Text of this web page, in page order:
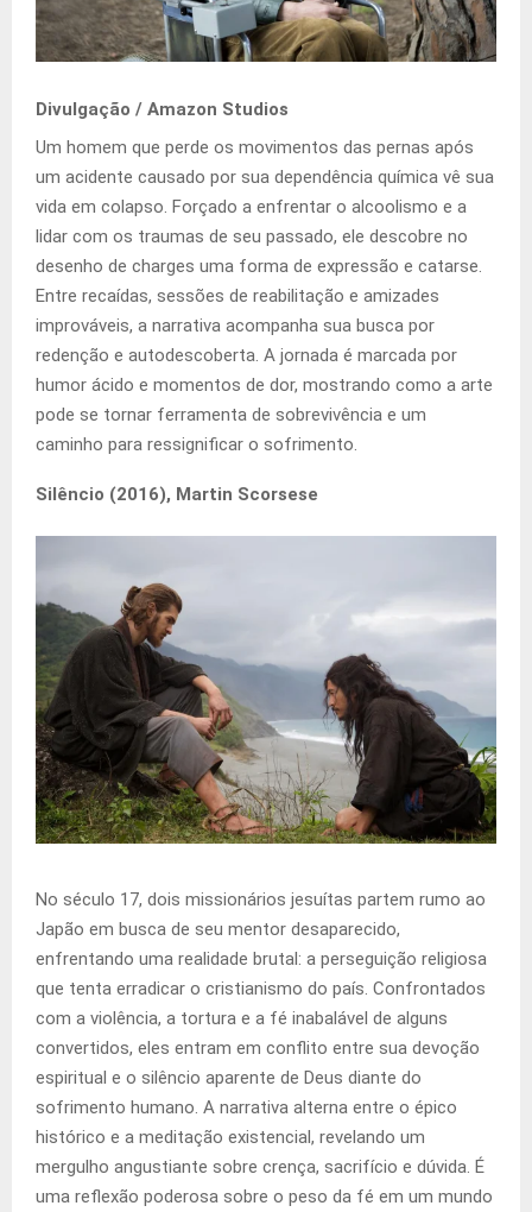
Divulgação / Amazon Studios
Um homem que perde os movimentos das pernas após
um acidente causado por sua dependência química vê sua
vida em colapso. Forçado a enfrentar o alcoolismo e a
lidar com os traumas de seu passado, ele descobre no
desenho de charges uma forma de expressão e catarse.
Entre recaídas, sessões de reabilitação e amizades
improváveis, a narrativa acompanha sua busca por
redenção e autodescoberta. A jornada é marcada por
humor ácido e momentos de dor, mostrando como a arte
pode se tornar ferramenta de sobrevivência e um
caminho para ressignificar o sofrimento.
Silêncio (2016), Martin Scorsese
No século 17, dois missionários jesuítas partem rumo ao
Japão em busca de seu mentor desaparecido,
enfrentando uma realidade brutal: a perseguição religiosa
que tenta erradicar o cristianismo do país. Confrontados
com a violência, a tortura e a fé inabalável de alguns
convertidos, eles entram em conflito entre sua devoção
espiritual e o silêncio aparente de Deus diante do
sofrimento humano. A narrativa alterna entre o épico
histórico e a meditação existencial, revelando um
mergulho angustiante sobre crença, sacrifício e dúvida. É
uma reflexão poderosa sobre o peso da fé em um mundo